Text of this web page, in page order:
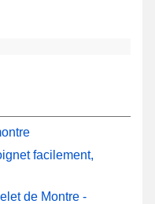
facilement,
de Montre -